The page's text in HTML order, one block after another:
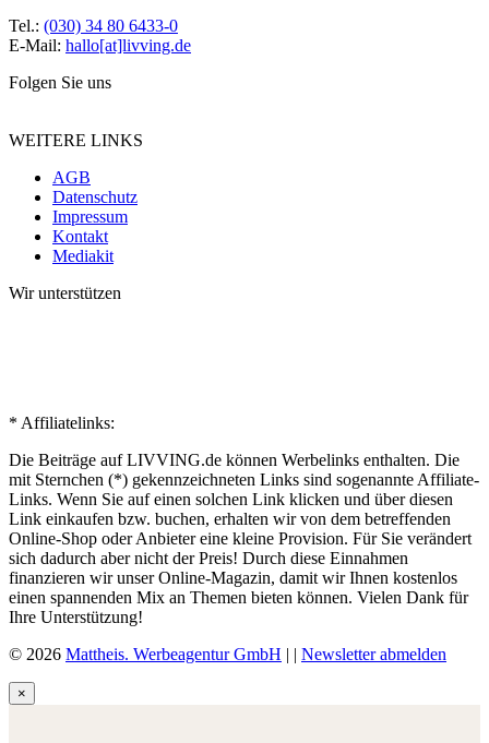
Tel.: (030) 34 80 6433-0
E-Mail: hallo[at]livving.de
Folgen Sie uns
WEITERE LINKS
AGB
Datenschutz
Impressum
Kontakt
Mediakit
Wir unterstützen
* Affiliatelinks:
Die Beiträge auf LIVVING.de können Werbelinks enthalten. Die
mit Sternchen (*) gekennzeichneten Links sind sogenannte Affiliate-
Links. Wenn Sie auf einen solchen Link klicken und über diesen
Link einkaufen bzw. buchen, erhalten wir von dem betreffenden
Online-Shop oder Anbieter eine kleine Provision. Für Sie verändert
sich dadurch aber nicht der Preis! Durch diese Einnahmen
finanzieren wir unser Online-Magazin, damit wir Ihnen kostenlos
einen spannenden Mix an Themen bieten können. Vielen Dank für
Ihre Unterstützung!
© 2026 Mattheis. Werbeagentur GmbH | | Newsletter abmelden
×